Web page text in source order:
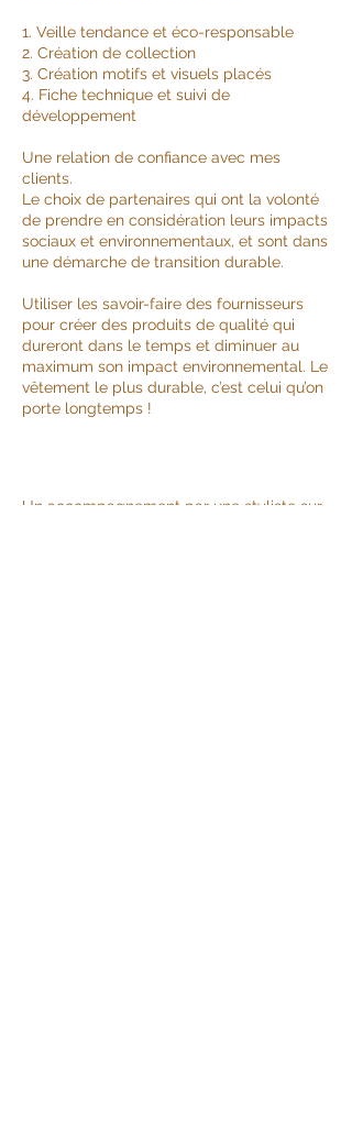
1. Veille tendance et éco-responsable
2. Création de collection
3. Création motifs et visuels placés
4. Fiche technique et suivi de
développement
Une relation de confiance avec mes
clients.
Le choix de partenaires qui ont la volonté
de prendre en considération leurs impacts
sociaux et environnementaux, et sont dans
une démarche de transition durable.
Utiliser les savoir-faire des fournisseurs
pour créer des produits de qualité qui
dureront dans le temps et diminuer au
maximum son impact environnemental. Le
vêtement le plus durable, c’est celui qu’on
porte longtemps !
Un accompagnement par une styliste sur